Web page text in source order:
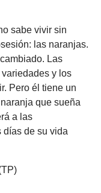
sabe vivir sin
las naranjas.
Las
y los
Pero él tiene un
que sueña
a las
días de su vida